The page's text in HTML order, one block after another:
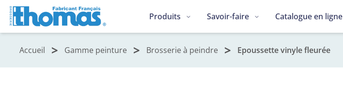
Produits Savoir-faire Catalogue en ligne
Accueil Gamme peinture Brosserie à peindre Epoussette vinyle fleurée